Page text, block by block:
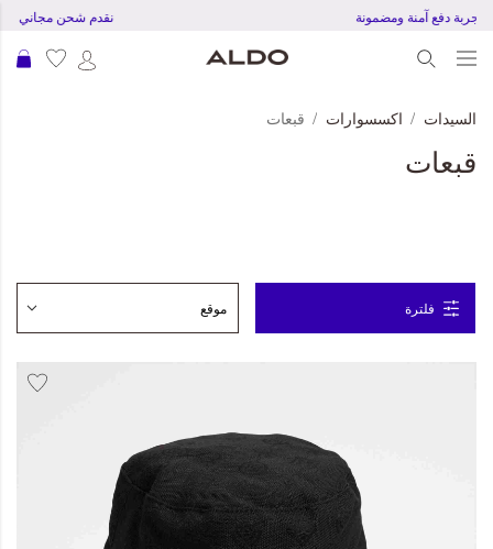
نقدم شحن مجاني للطلبات تجربة دفع آمنة ومضمونة
المجموعات
السيدات اكسسوارات قبعات
قبعات
فلترة